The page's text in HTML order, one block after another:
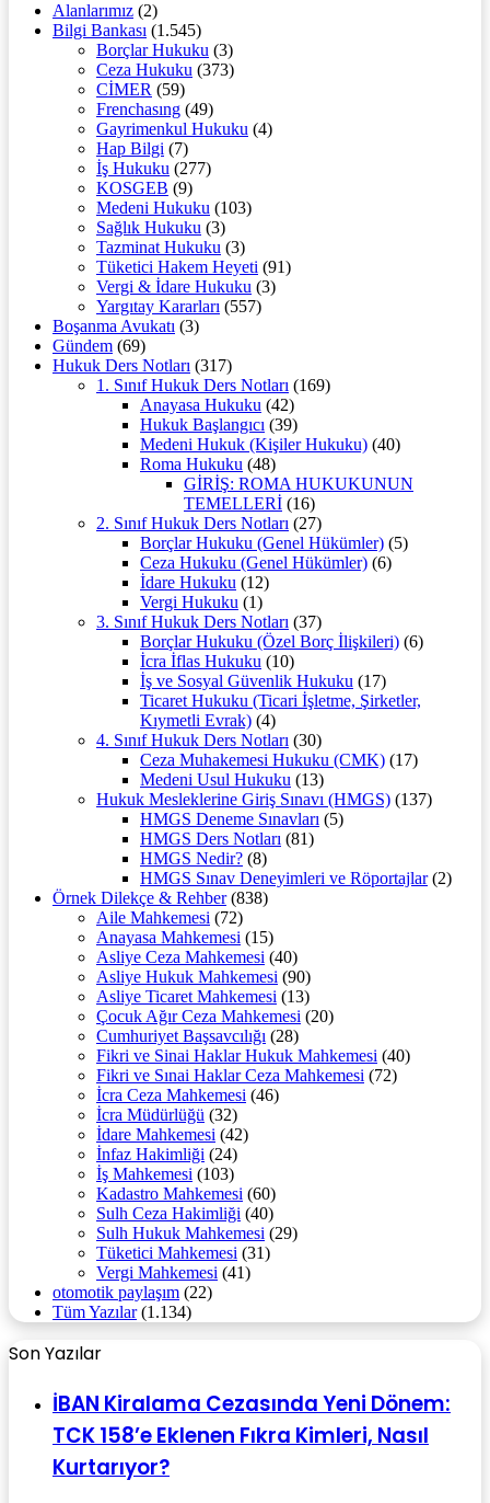
Alanlarımız (2)
Bilgi Bankası (1.545)
Borçlar Hukuku (3)
Ceza Hukuku (373)
CİMER (59)
Frenchasıng (49)
Gayrimenkul Hukuku (4)
Hap Bilgi (7)
İş Hukuku (277)
KOSGEB (9)
Medeni Hukuku (103)
Sağlık Hukuku (3)
Tazminat Hukuku (3)
Tüketici Hakem Heyeti (91)
Vergi & İdare Hukuku (3)
Yargıtay Kararları (557)
Boşanma Avukatı (3)
Gündem (69)
Hukuk Ders Notları (317)
1. Sınıf Hukuk Ders Notları (169)
Anayasa Hukuku (42)
Hukuk Başlangıcı (39)
Medeni Hukuk (Kişiler Hukuku) (40)
Roma Hukuku (48)
GİRİŞ: ROMA HUKUKUNUN
TEMELLERİ (16)
2. Sınıf Hukuk Ders Notları (27)
Borçlar Hukuku (Genel Hükümler) (5)
Ceza Hukuku (Genel Hükümler) (6)
İdare Hukuku (12)
Vergi Hukuku (1)
3. Sınıf Hukuk Ders Notları (37)
Borçlar Hukuku (Özel Borç İlişkileri) (6)
İcra İflas Hukuku (10)
İş ve Sosyal Güvenlik Hukuku (17)
Ticaret Hukuku (Ticari İşletme, Şirketler,
Kıymetli Evrak) (4)
4. Sınıf Hukuk Ders Notları (30)
Ceza Muhakemesi Hukuku (CMK) (17)
Medeni Usul Hukuku (13)
Hukuk Mesleklerine Giriş Sınavı (HMGS) (137)
HMGS Deneme Sınavları (5)
HMGS Ders Notları (81)
HMGS Nedir? (8)
HMGS Sınav Deneyimleri ve Röportajlar(2)
Örnek Dilekçe & Rehber(838)
Aile Mahkemesi (72)
Anayasa Mahkemesi (15)
Asliye Ceza Mahkemesi (40)
Asliye Hukuk Mahkemesi (90)
Asliye Ticaret Mahkemesi (13)
Çocuk Ağır Ceza Mahkemesi (20)
Cumhuriyet Başsavcılığı (28)
Fikri ve Sinai Haklar Hukuk Mahkemesi (40)
Fikri ve Sınai Haklar Ceza Mahkemesi (72)
İcra Ceza Mahkemesi (46)
İcra Müdürlüğü (32)
İdare Mahkemesi (42)
İnfaz Hakimliği (24)
İş Mahkemesi (103)
Kadastro Mahkemesi (60)
Sulh Ceza Hakimliği (40)
Sulh Hukuk Mahkemesi (29)
Tüketici Mahkemesi (31)
Vergi Mahkemesi (41)
otomotik paylaşım (22)
Tüm Yazılar(1.134)
Son Yazılar
İBAN Kiralama Cezasında Yeni Dönem:
TCK 158’e Eklenen Fıkra Kimleri, Nasıl
Kurtarıyor?